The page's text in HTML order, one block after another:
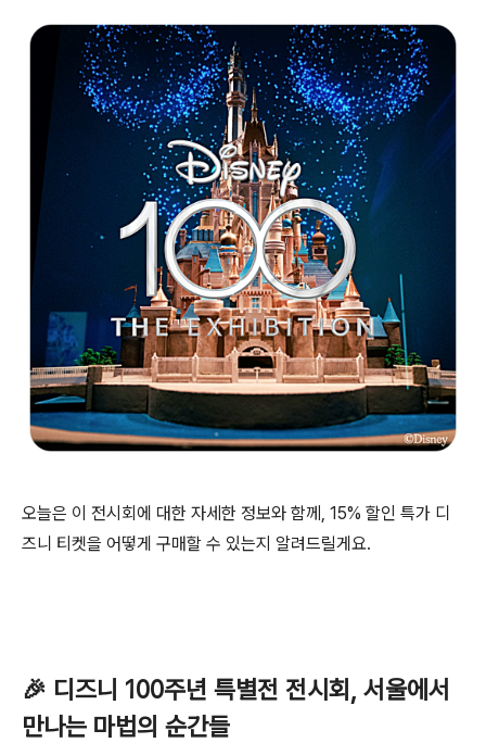
오늘은 이 전시회에 대한 자세한 정보와 함께, 15% 할인 특가 디
즈니 티켓을 어떻게 구매할 수 있는지 알려드릴게요.
🎉 디즈니 100주년 특별전 전시회, 서울에서
만나는 마법의 순간들